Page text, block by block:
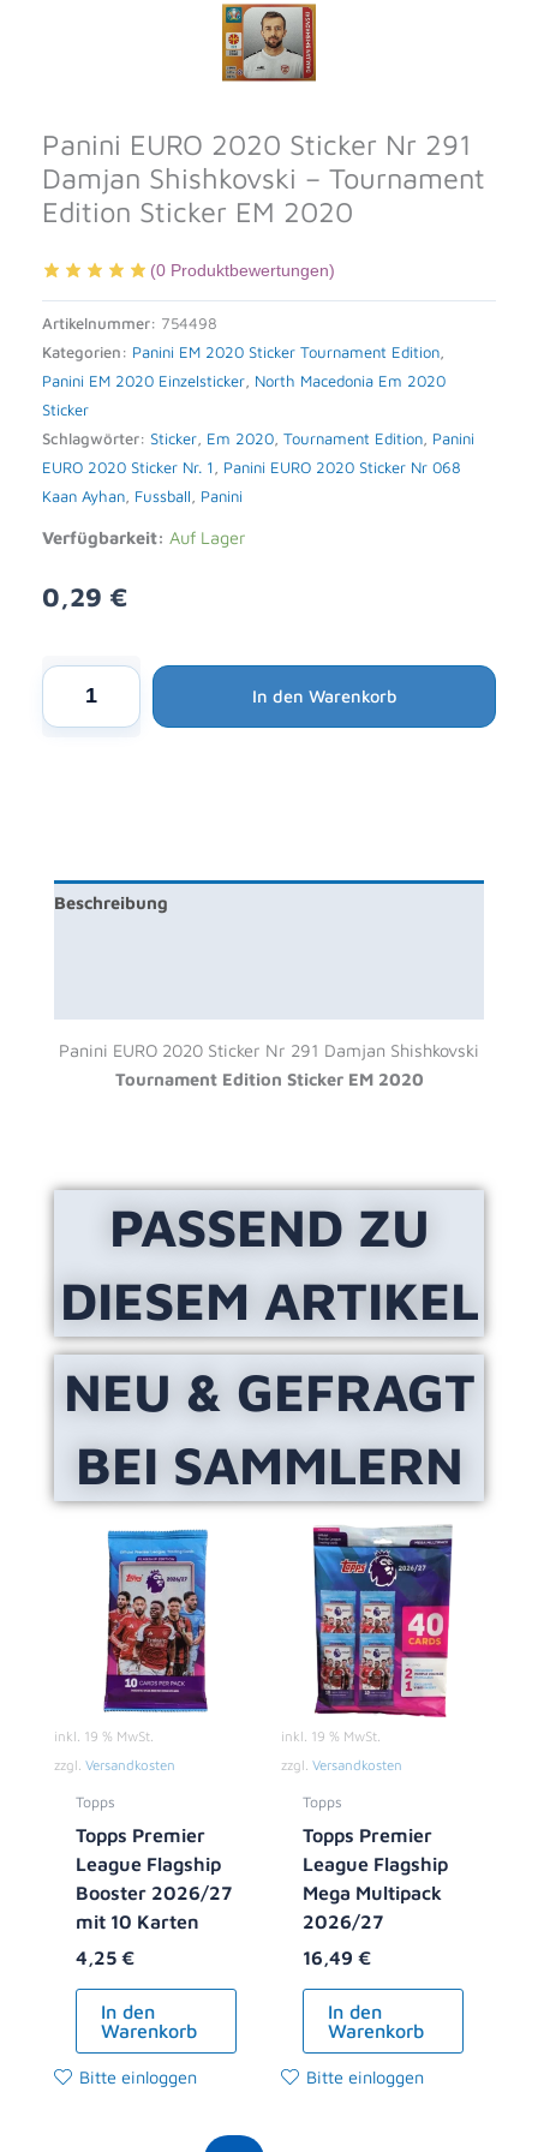
Panini EURO 2020 Sticker Nr 291
Damjan Shishkovski – Tournament
Edition Sticker EM 2020
(0 Produktbewertungen)
Artikelnummer: 754498
Kategorien: Panini EM 2020 Sticker Tournament Edition,
Panini EM 2020 Einzelsticker, North Macedonia Em 2020
Sticker
Schlagwörter: Sticker, Em 2020, Tournament Edition, Panini
EURO 2020 Sticker Nr. 1, Panini EURO 2020 Sticker Nr 068
Kaan Ayhan, Fussball, Panini
Verfügbarkeit: Auf Lager
0,29 €
Panini
Shishkovski
EM
2020
In den Warenkorb
Alternative:
Beschreibung
Panini EURO 2020 Sticker Nr 291 Damjan Shishkovski
Tournament Edition Sticker EM 2020
PASSEND ZU
DIESEM ARTIKEL
NEU & GEFRAGT
BEI SAMMLERN
inkl. 19 % MwSt.
zzgl. Versandkosten
Topps
Topps Premier
League Flagship
Booster 2026/27
mit 10 Karten
4,25 €
In den
Warenkorb
Bitte einloggen
inkl. 19 % MwSt.
zzgl. Versandkosten
Topps
Topps Premier
League Flagship
Mega Multipack
2026/27
16,49 €
In den
Warenkorb
Bitte einloggen